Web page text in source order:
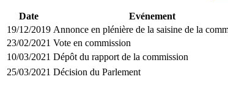
Date Evénement
19/12/2019 Annonce en plénière de la saisine de la
23/02/2021 Vote en commission
10/03/2021 Dépôt du rapport de la commission
25/03/2021 Décision du Parlement